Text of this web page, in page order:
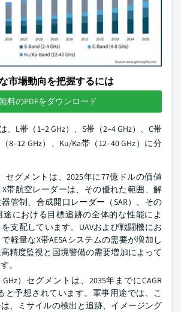
市場動向を把握するには
料のPDFをダウンロード
、L帯（1–2 GHz）、S帯（2–4 GHz）、C帯
（8–12 GHz）、Ku/Ka帯（12–40 GHz）に分
セグメントは、2025年に77億ドルの価値
帯航空レーダーは、その優れた範囲、解
管制、合成開口レーダー（SAR）、その
における目標追跡の全体的な性能によ
支配しています。UAVおよび戦闘機にお
軽量なX帯AESAシステムの需要が増加し
精度監視と国境警備の需要増加によって
。
GHz）セグメントは、2035年までにCAGR
と予想されています。軍事用途では、こ
、ミサイルの検出と追跡、イメージング